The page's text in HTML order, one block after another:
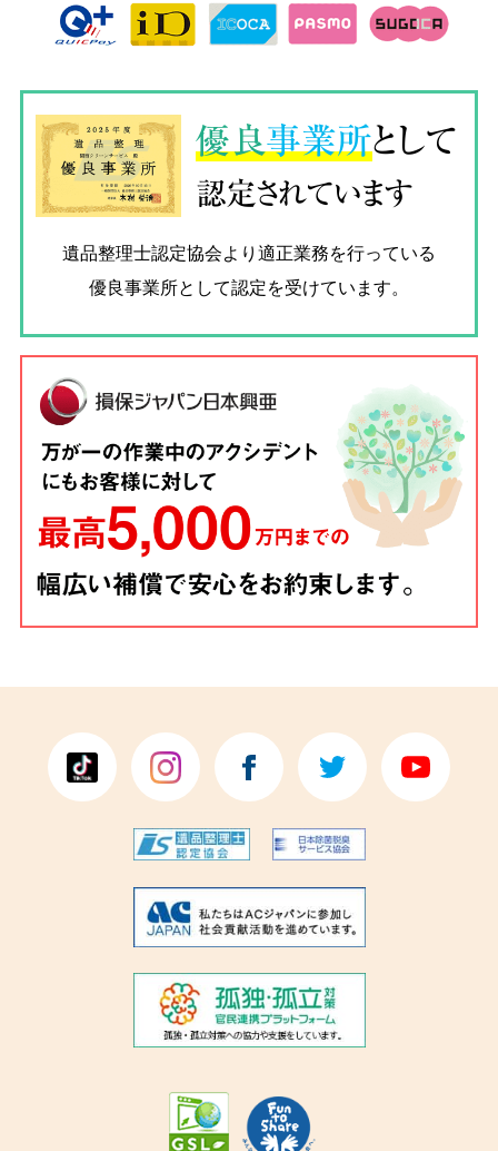
優良事業所として
認定されています
遺品整理士認定協会より適正業務を行っている
優良事業所として認定を受けています。